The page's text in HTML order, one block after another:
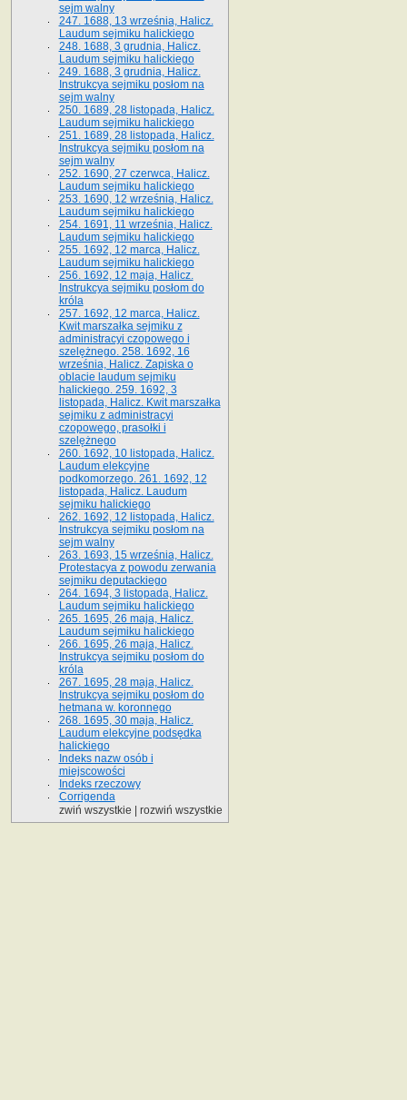
sejm walny
247. 1688, 13 września, Halicz.
Laudum sejmiku halickiego
248. 1688, 3 grudnia, Halicz.
Laudum sejmiku halickiego
249. 1688, 3 grudnia, Halicz.
Instrukcya sejmiku posłom na
sejm walny
250. 1689, 28 listopada, Halicz.
Laudum sejmiku halickiego
251. 1689, 28 listopada, Halicz.
Instrukcya sejmiku posłom na
sejm walny
252. 1690, 27 czerwca, Halicz.
Laudum sejmiku halickiego
253. 1690, 12 września, Halicz.
Laudum sejmiku halickiego
254. 1691, 11 września, Halicz.
Laudum sejmiku halickiego
255. 1692, 12 marca, Halicz.
Laudum sejmiku halickiego
256. 1692, 12 maja, Halicz.
Instrukcya sejmiku posłom do
króla
257. 1692, 12 marca, Halicz.
Kwit marszałka sejmiku z
administracyi czopowego i
szelężnego. 258. 1692, 16
września, Halicz. Zapiska o
oblacie laudum sejmiku
halickiego. 259. 1692, 3
listopada, Halicz. Kwit marszałka
sejmiku z administracyi
czopowego, prasołki i
szelężnego
260. 1692, 10 listopada, Halicz.
Laudum elekcyjne
podkomorzego. 261. 1692, 12
listopada, Halicz. Laudum
sejmiku halickiego
262. 1692, 12 listopada, Halicz.
Instrukcya sejmiku posłom na
sejm walny
263. 1693, 15 września, Halicz.
Protestacya z powodu zerwania
sejmiku deputackiego
264. 1694, 3 listopada, Halicz.
Laudum sejmiku halickiego
265. 1695, 26 maja, Halicz.
Laudum sejmiku halickiego
266. 1695, 26 maja, Halicz.
Instrukcya sejmiku posłom do
króla
267. 1695, 28 maja, Halicz.
Instrukcya sejmiku posłom do
hetmana w. koronnego
268. 1695, 30 maja, Halicz.
Laudum elekcyjne podsędka
halickiego
Indeks nazw osób i
miejscowości
Indeks rzeczowy
Corrigenda
zwiń wszystkie
rozwiń wszystkie